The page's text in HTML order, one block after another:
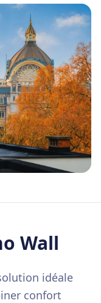
Wall
idéale
confort